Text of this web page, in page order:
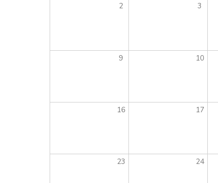
2 3
9 10
16 17
23 24